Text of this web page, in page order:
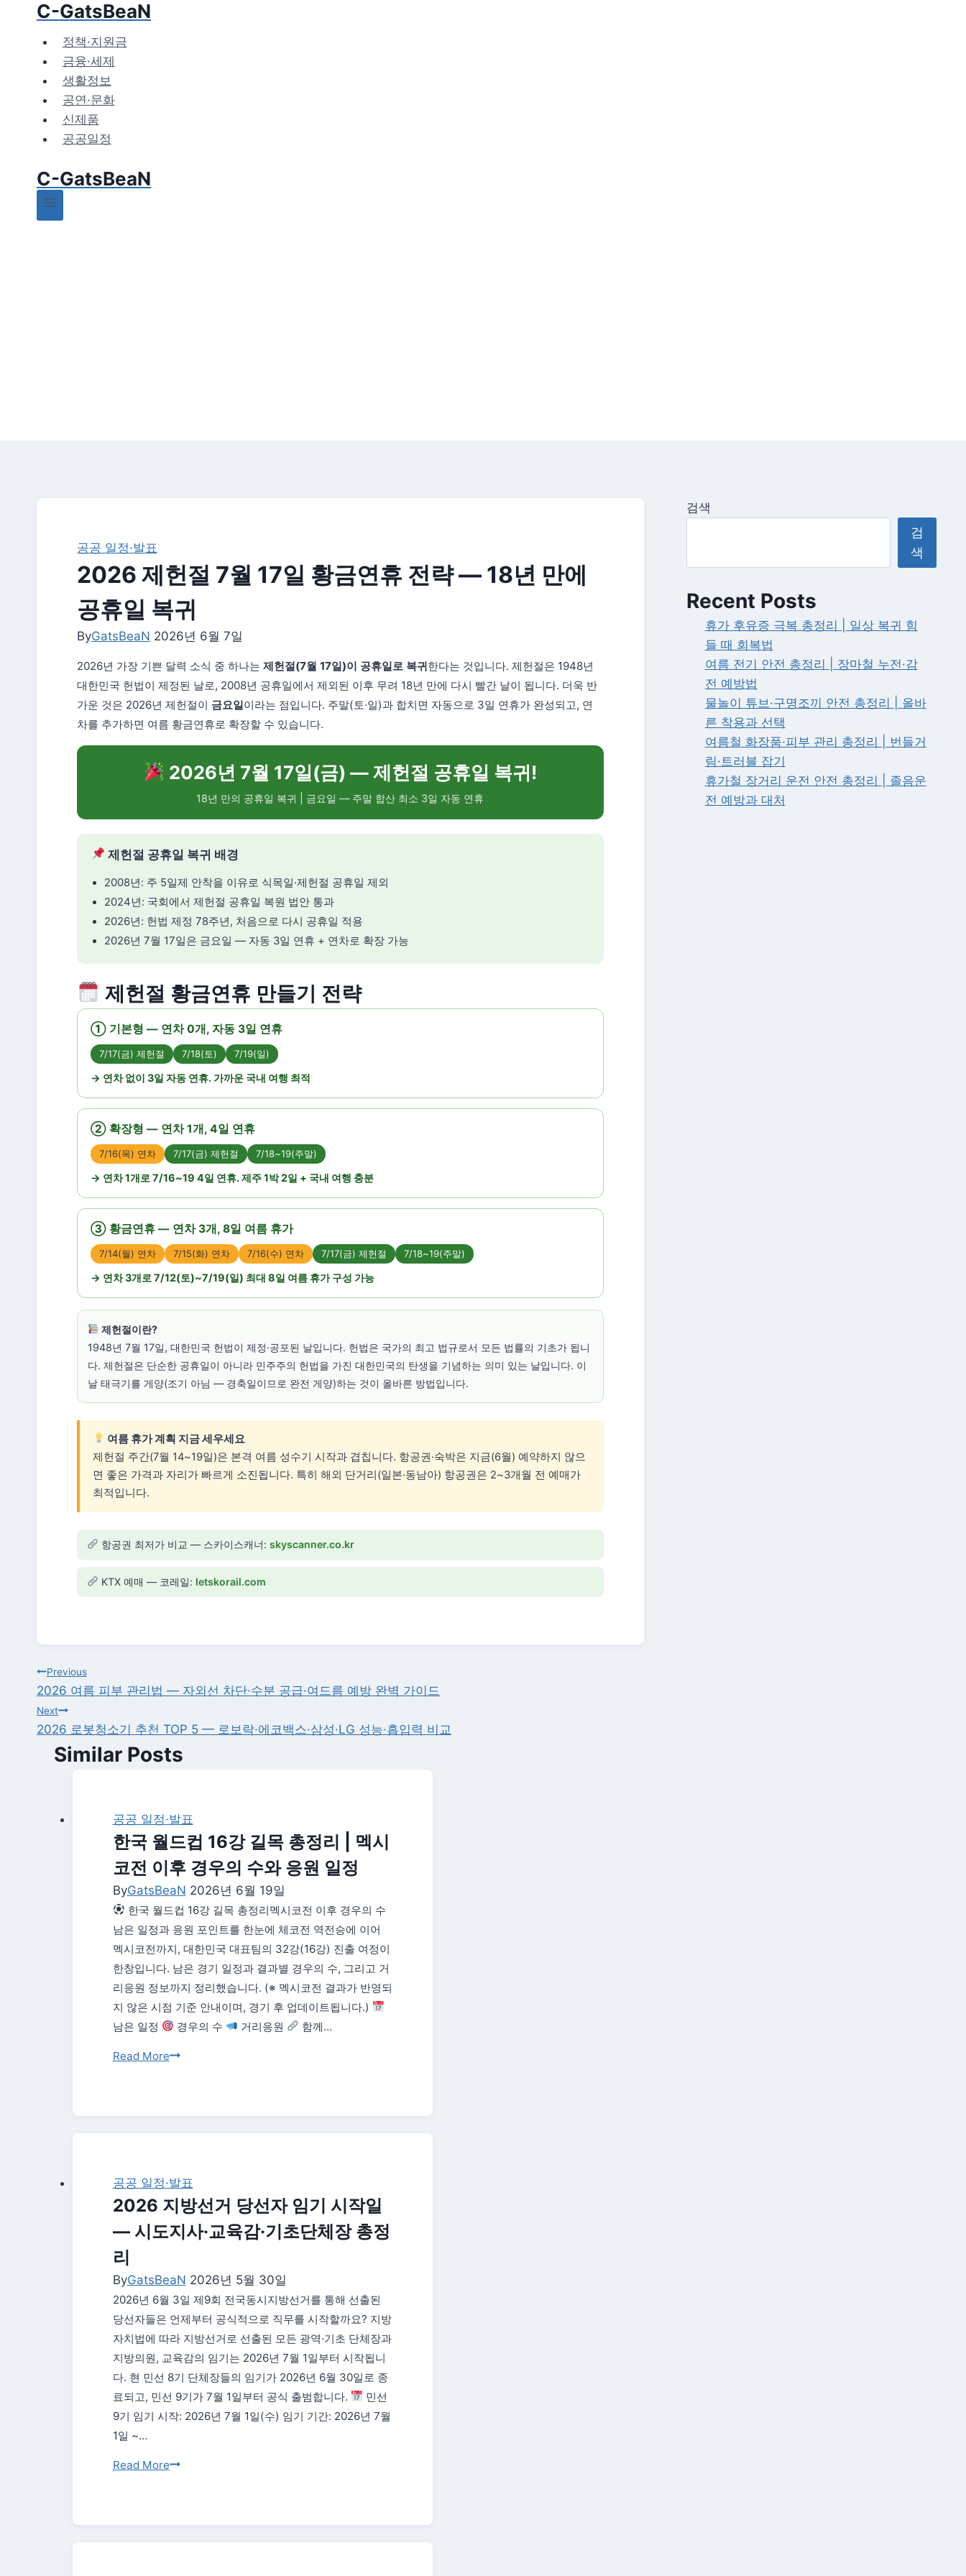
C-GatsBeaN
정책·지원금
금융·세제
생활정보
공연·문화
신제품
공공일정
C-GatsBeaN
공공 일정·발표
2026 제헌절 7월 17일 황금연휴 전략 — 18년 만에
공휴일 복귀
ByGatsBeaN 2026년 6월 7일
2026년 가장 기쁜 달력 소식 중 하나는 제헌절(7월 17일)이 공휴일로 복귀한다는 것입니다. 제헌절은 1948년
대한민국 헌법이 제정된 날로, 2008년 공휴일에서 제외된 이후 무려 18년 만에 다시 빨간 날이 됩니다. 더욱 반
가운 것은 2026년 제헌절이 금요일이라는 점입니다. 주말(토·일)과 합치면 자동으로 3일 연휴가 완성되고, 연
차를 추가하면 여름 황금연휴로 확장할 수 있습니다.
2026년 7월 17일(금) — 제헌절 공휴일 복귀!
18년 만의 공휴일 복귀 | 금요일 — 주말 합산 최소 3일 자동 연휴
제헌절 공휴일 복귀 배경
2008년: 주 5일제 안착을 이유로 식목일·제헌절 공휴일 제외
2024년: 국회에서 제헌절 공휴일 복원 법안 통과
2026년: 헌법 제정 78주년, 처음으로 다시 공휴일 적용
2026년 7월 17일은 금요일 — 자동 3일 연휴 + 연차로 확장 가능
제헌절 황금연휴 만들기 전략
① 기본형 — 연차 0개, 자동 3일 연휴
7/17(금) 제헌절 7/18(토) 7/19(일)
→ 연차 없이 3일 자동 연휴. 가까운 국내 여행 최적
② 확장형 — 연차 1개, 4일 연휴
7/16(목) 연차 7/17(금) 제헌절 7/18~19(주말)
→ 연차 1개로 7/16~19 4일 연휴. 제주 1박 2일 + 국내 여행 충분
③ 황금연휴 — 연차 3개, 8일 여름 휴가
7/14(월) 연차 7/15(화) 연차 7/16(수) 연차 7/17(금) 제헌절 7/18~19(주말)
→ 연차 3개로 7/12(토)~7/19(일) 최대 8일 여름 휴가 구성 가능
제헌절이란?
1948년 7월 17일, 대한민국 헌법이 제정·공포된 날입니다. 헌법은 국가의 최고 법규로서 모든 법률의 기초가 됩니
다. 제헌절은 단순한 공휴일이 아니라 민주주의 헌법을 가진 대한민국의 탄생을 기념하는 의미 있는 날입니다. 이
날 태극기를 게양(조기 아님 — 경축일이므로 완전 게양)하는 것이 올바른 방법입니다.
여름 휴가 계획 지금 세우세요
제헌절 주간(7월 14~19일)은 본격 여름 성수기 시작과 겹칩니다. 항공권·숙박은 지금(6월) 예약하지 않으
면 좋은 가격과 자리가 빠르게 소진됩니다. 특히 해외 단거리(일본·동남아) 항공권은 2~3개월 전 예매가
최적입니다.
항공권 최저가 비교 — 스카이스캐너:skyscanner.co.kr
KTX 예매 — 코레일: letskorail.com
글
탐
색
Previous
2026 여름 피부 관리법 — 자외선 차단·수분 공급·여드름 예방 완벽 가이드
Next
2026 로봇청소기 추천 TOP 5 — 로보락·에코백스·삼성·LG 성능·흡입력 비교
Similar Posts
공공 일정·발표
한국 월드컵 16강 길목 총정리 | 멕시
코전 이후 경우의 수와 응원 일정
ByGatsBeaN 2026년 6월 19일
한국 월드컵 16강 길목 총정리멕시코전 이후 경우의 수
남은 일정과 응원 포인트를 한눈에 체코전 역전승에 이어
멕시코전까지, 대한민국 대표팀의 32강(16강) 진출 여정이
한창입니다. 남은 경기 일정과 결과별 경우의 수, 그리고 거
리응원 정보까지 정리했습니다. (※ 멕시코전 결과가 반영되
지 않은 시점 기준 안내이며, 경기 후 업데이트됩니다.)
남은 일정
경우의 수 거리응원 함께…
Read More한
드
길
목
총
|
멕
시
코
전
이
후
경
의
공공 일정·발표
2026 지방선거 당선자 임기 시작일
— 시도지사·교육감·기초단체장 총정
리
ByGatsBeaN 2026년 5월 30일
2026년 6월 3일 제9회 전국동시지방선거를 통해 선출된
당선자들은 언제부터 공식적으로 직무를 시작할까요? 지방
자치법에 따라 지방선거로 선출된 모든 광역·기초 단체장과
지방의원, 교육감의 임기는 2026년 7월 1일부터 시작됩니
다. 현 민선 8기 단체장들의 임기가 2026년 6월 30일로 종
료되고, 민선 9기가 7월 1일부터 공식 출범합니다.
민선
9기 임기 시작: 2026년 7월 1일(수) 임기 기간: 2026년 7월
1일 ~…
Read More2026
선
검색
검
색
Recent Posts
휴가 후유증 극복 총정리 | 일상 복귀 힘
들 때 회복법
여름 전기 안전 총정리 | 장마철 누전·감
전 예방법
물놀이 튜브·구명조끼 안전 총정리 | 올바
른 착용과 선택
여름철 화장품·피부 관리 총정리 | 번들거
림·트러블 잡기
휴가철 장거리 운전 안전 총정리 | 졸음운
전 예방과 대처